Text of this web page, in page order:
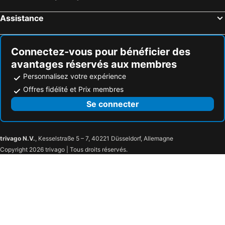
Hôtels Maamigili
Hôtels Maamingili
Hôtels Maalhos
Assistance
Connectez-vous pour bénéficier des
avantages réservés aux membres
Personnalisez votre expérience
Offres fidélité et Prix membres
Se connecter
trivago N.V., Kesselstraße 5 – 7, 40221 Düsseldorf, Allemagne
Copyright 2026 trivago | Tous droits réservés.